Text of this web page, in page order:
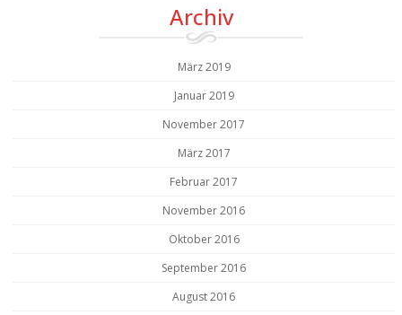
Archiv
März 2019
Januar 2019
November 2017
März 2017
Februar 2017
November 2016
Oktober 2016
September 2016
August 2016